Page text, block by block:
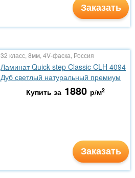
Заказать
32 класс, 8мм, 4V-фаска, Россия
Ламинат Quick step Classic CLH 4094
Дуб светлый натуральный премиум
Купить за 1880 р/м2
Заказать